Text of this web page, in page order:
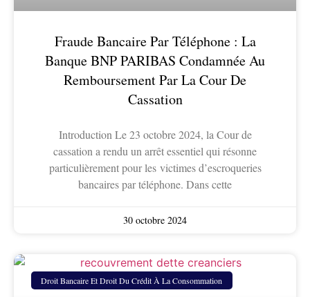
Fraude Bancaire Par Téléphone : La
Banque BNP PARIBAS Condamnée Au
Remboursement Par La Cour De
Cassation
Introduction Le 23 octobre 2024, la Cour de
cassation a rendu un arrêt essentiel qui résonne
particulièrement pour les victimes d’escroqueries
bancaires par téléphone. Dans cette
30 octobre 2024
Droit Bancaire Et Droit Du Crédit À La Consommation